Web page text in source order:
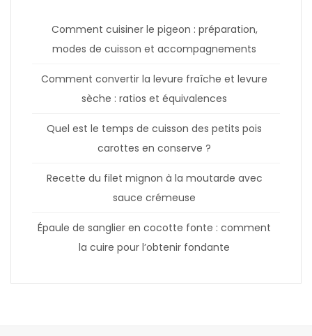
Comment cuisiner le pigeon : préparation,
modes de cuisson et accompagnements
Comment convertir la levure fraîche et levure
sèche : ratios et équivalences
Quel est le temps de cuisson des petits pois
carottes en conserve ?
Recette du filet mignon à la moutarde avec
sauce crémeuse
Épaule de sanglier en cocotte fonte : comment
la cuire pour l’obtenir fondante